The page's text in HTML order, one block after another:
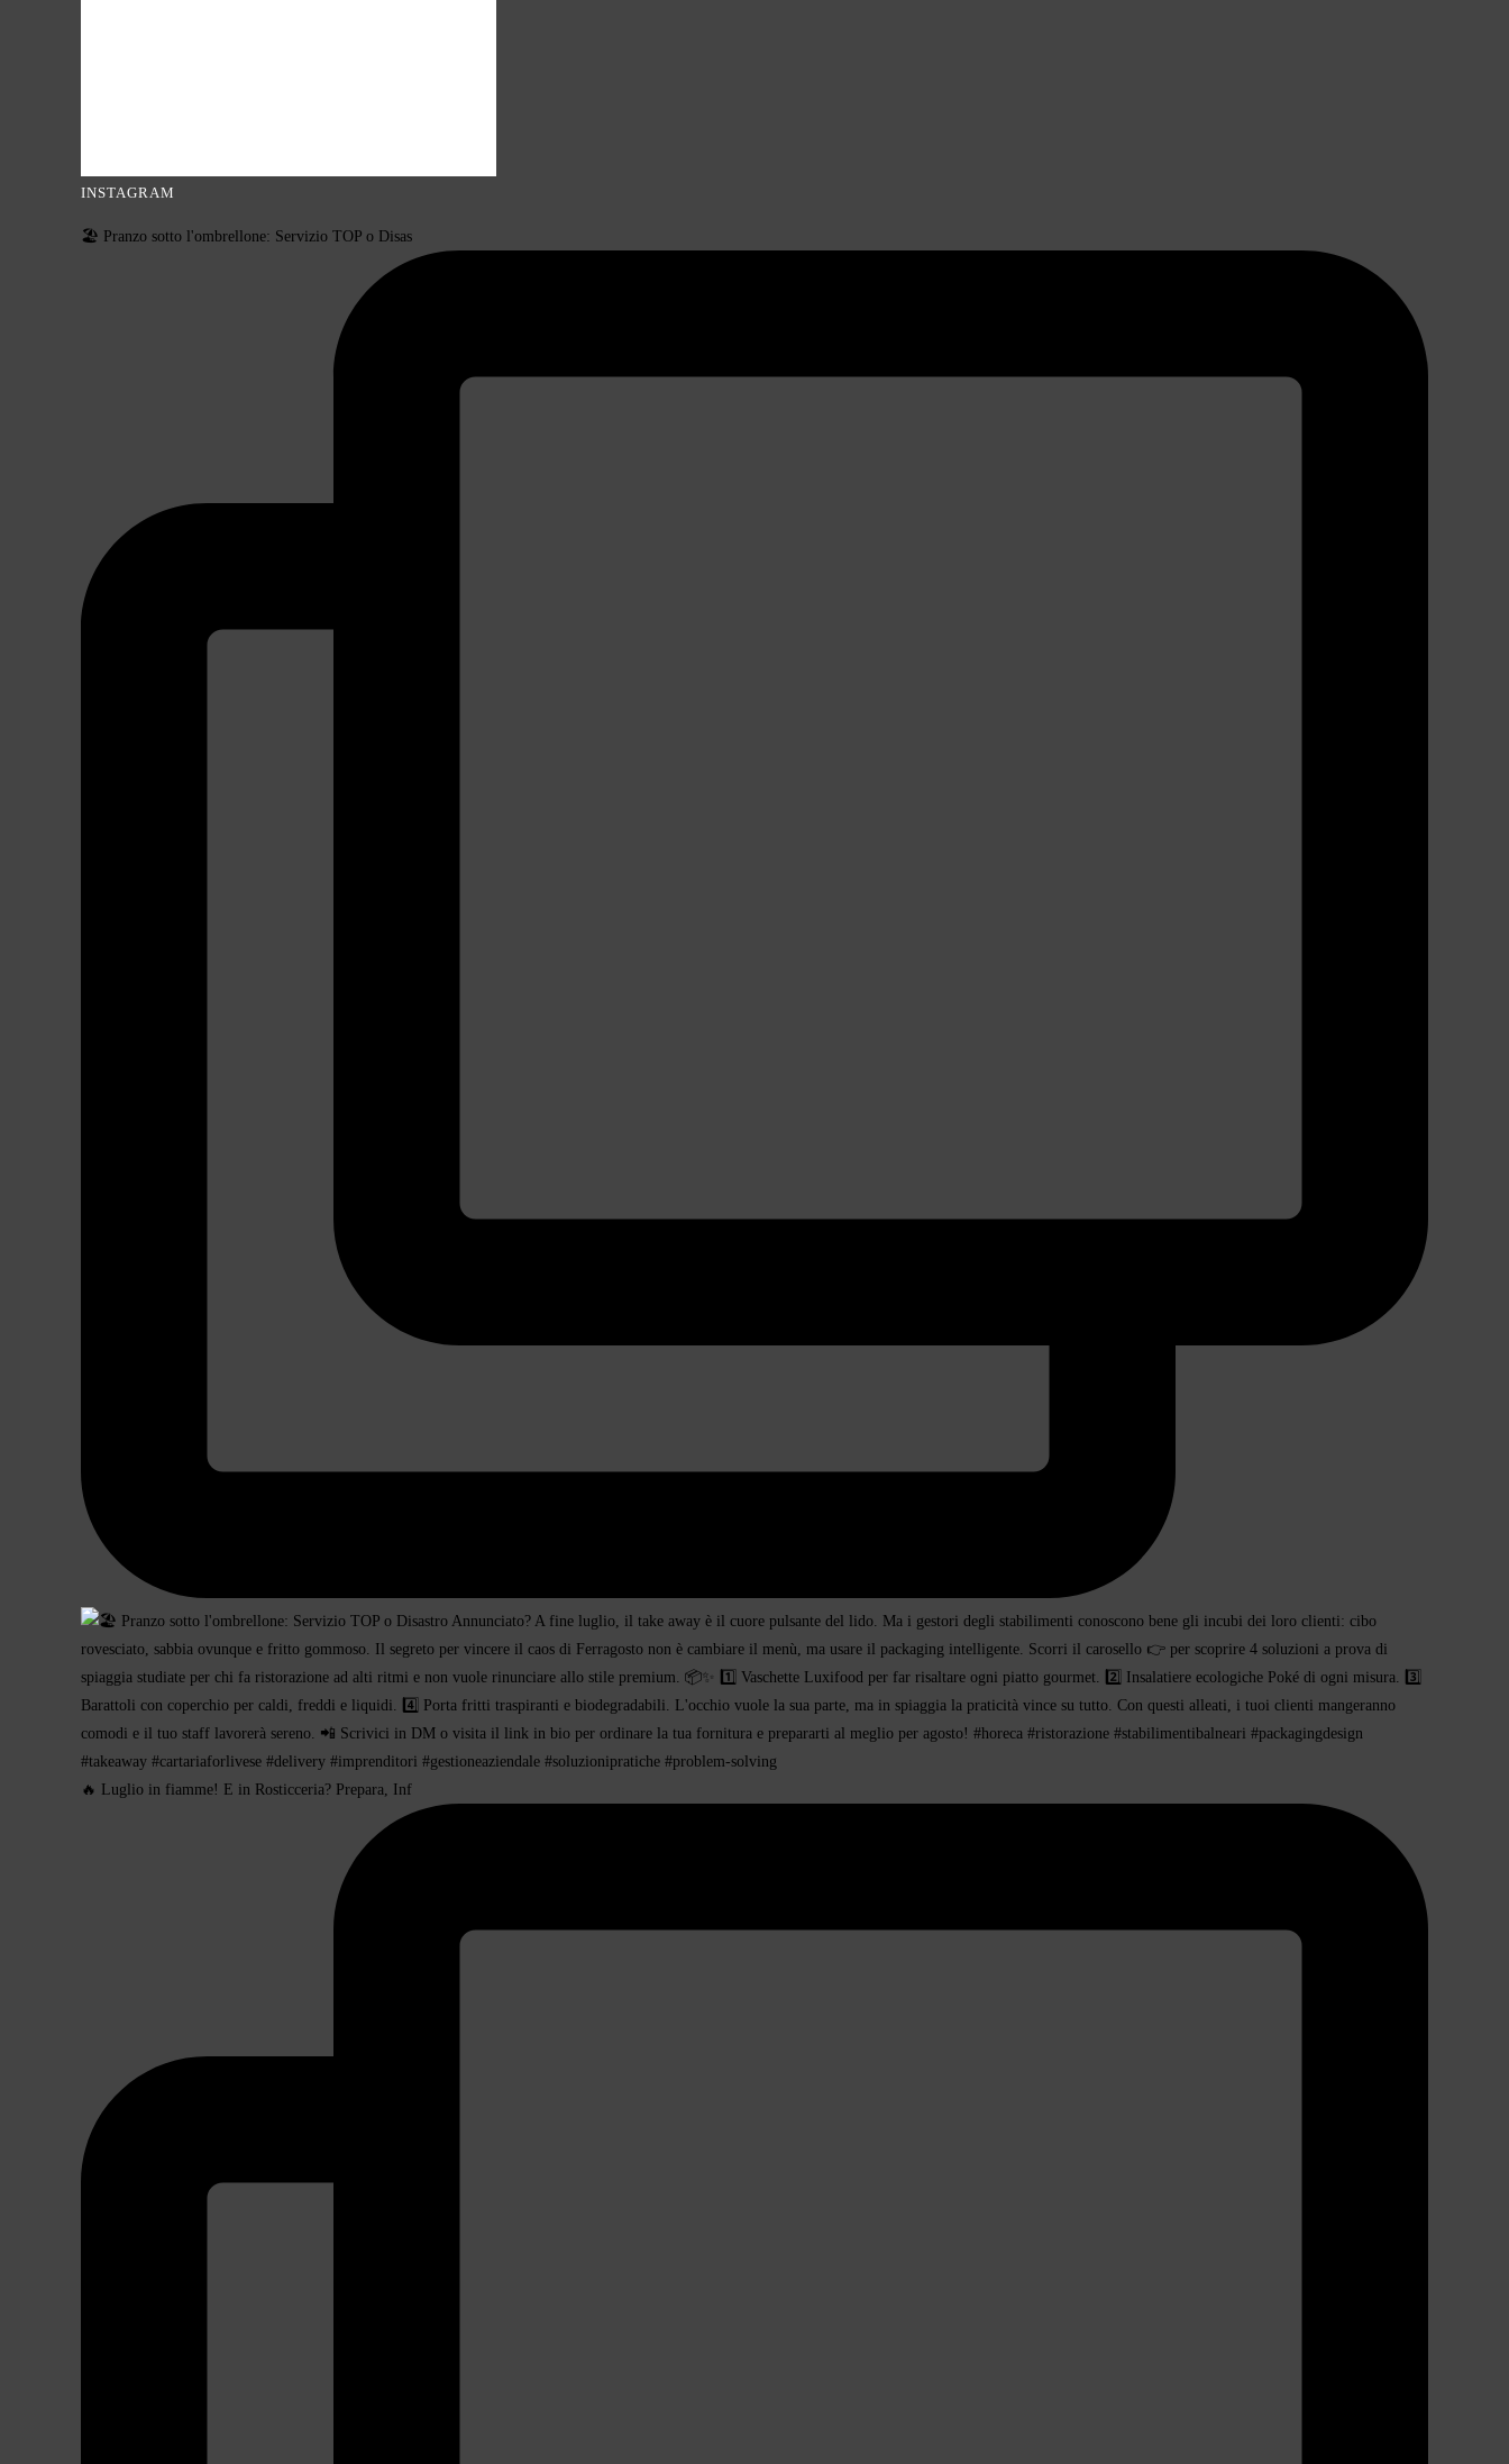
INSTAGRAM
🏖️ Pranzo sotto l'ombrellone: Servizio TOP o Disas
🔥 Luglio in fiamme! E in Rosticceria? Prepara, Inf